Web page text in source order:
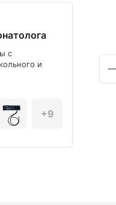
с
и
+9